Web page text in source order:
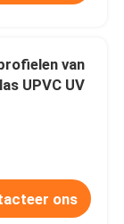
van
UPVC UV
ons